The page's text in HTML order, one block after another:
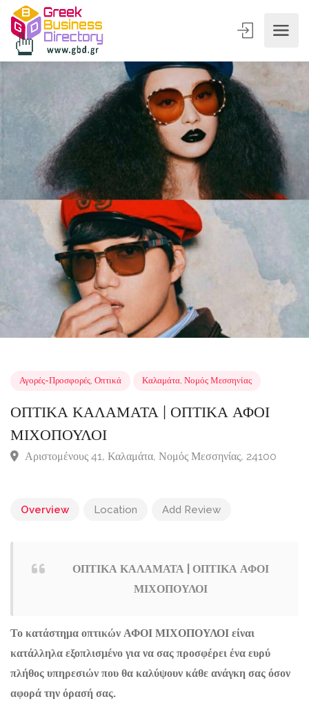
Αγορές-Προσφορές,Οπτικά Καλαμάτα Νομός Μεσσηνίας
ΟΠΤΙΚΑ ΚΑΛΑΜΑΤΑ | ΟΠΤΙΚΑ ΑΦΟΙ
Overview Location Add Review
ΟΠΤΙΚΑ ΚΑΛΑΜΑΤΑ | ΟΠΤΙΚΑ ΑΦΟΙ
ΜΙΧΟΠΟΥΛΟΙ
Το κατάστημα οπτικών ΑΦΟΙ ΜΙΧΟΠΟΥΛΟΙ είναι
κατάλληλα εξοπλισμένο για να σας προσφέρει ένα ευρύ
πλήθος υπηρεσιών που θα καλύψουν κάθε ανάγκη σας όσον
αφορά την όρασή σας.